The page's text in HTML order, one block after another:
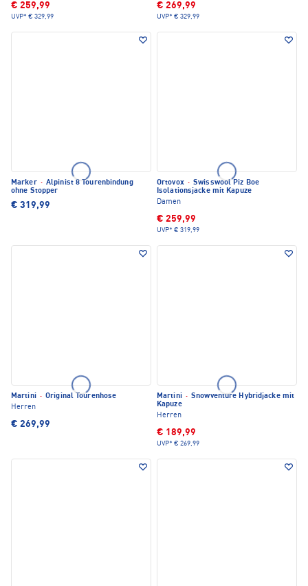
€ 259,99
UVP* € 329,99
€ 269,99
UVP* € 329,99
Marker · Alpinist 8 Tourenbindung
ohne Stopper
€ 319,99
Ortovox · Swisswool Piz Boe
Isolationsjacke mit Kapuze
Damen
€ 259,99
UVP* € 319,99
Martini · Original Tourenhose
Herren
€ 269,99
Martini · Snowventure Hybridjacke mit
Kapuze
Herren
€ 189,99
UVP* € 269,99